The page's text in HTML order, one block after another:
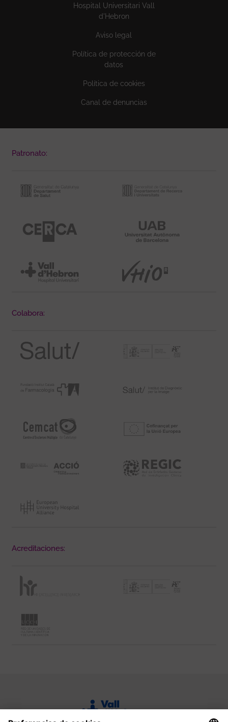
Hospital Universitari Vall
d'Hebron
Aviso legal
Política de protección de
datos
Política de cookies
Canal de denuncias
Patronato:
Colabora:
Acreditaciones: